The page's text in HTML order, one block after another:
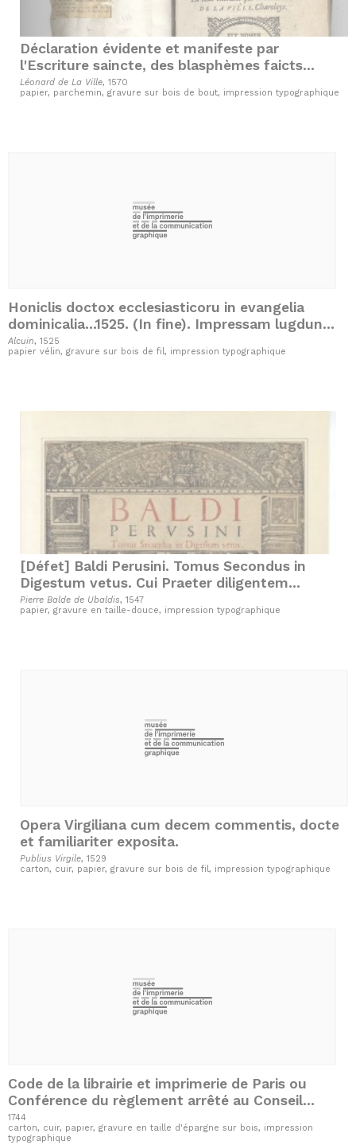
Déclaration évidente et manifeste par
l'Escriture saincte, des blasphèmes faicts
contre Dieu par Jean Calvin...
Léonard de La Ville, 1570
papier, parchemin, gravure sur bois de bout, impression typographique
Honiclis doctox ecclesiasticoru in evangelia
dominicalia...1525. (In fine). Impressam lugduni
per honoratuz Virum. Calcographum Joannem
Crespin.
Alcuin, 1525
papier vélin, gravure sur bois de fil, impression typographique
[Défet] Baldi Perusini. Tomus Secondus in
Digestum vetus. Cui Praeter diligentem
castigationem accesserunt variae
Adnotationes…
Pierre Balde de Ubaldis, 1547
papier, gravure en taille-douce, impression typographique
Opera Virgiliana cum decem commentis, docte
et familiariter exposita.
Publius Virgile, 1529
carton, cuir, papier, gravure sur bois de fil, impression typographique
Code de la librairie et imprimerie de Paris ou
Conférence du règlement arrêté au Conseil
d'Etat du Roy, le 28 février 1723
1744
carton, cuir, papier, gravure en taille d'épargne sur bois, impression
typographique